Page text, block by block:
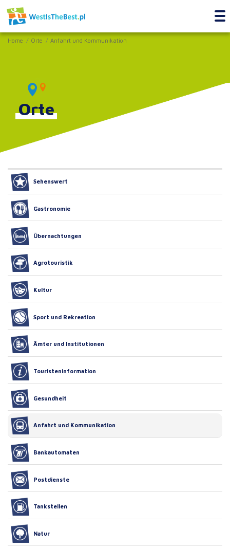
Home Orte Anfahrt und Kommunikation
Orte
Sehenswert
Gastronomie
Übernachtungen
Agrotouristik
Kultur
Sport und Rekreation
Ämter und Institutionen
Touristeninformation
Gesundheit
Anfahrt und Kommunikation
Bankautomaten
Postdienste
Tankstellen
Natur